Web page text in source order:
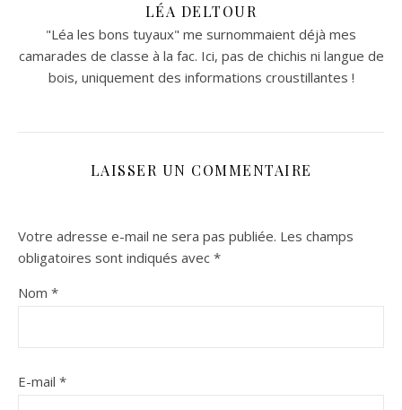
LÉA DELTOUR
"Léa les bons tuyaux" me surnommaient déjà mes
camarades de classe à la fac. Ici, pas de chichis ni langue de
bois, uniquement des informations croustillantes !
LAISSER UN COMMENTAIRE
Votre adresse e-mail ne sera pas publiée. Les champs
obligatoires sont indiqués avec *
Nom *
E-mail *